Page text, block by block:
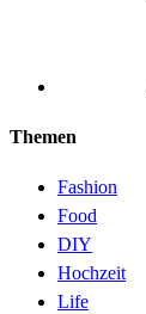
Themen
Fashion
Food
DIY
Hochzeit
Life